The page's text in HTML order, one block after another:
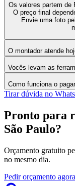
Os valores partem de
O preço final
Envie uma foto
O montador atende
Vocês levam as
Como funciona o
Tirar dúvida no
Pronto para
São Paulo?
Orçamento gratuito
no mesmo dia.
Pedir orçamento agora